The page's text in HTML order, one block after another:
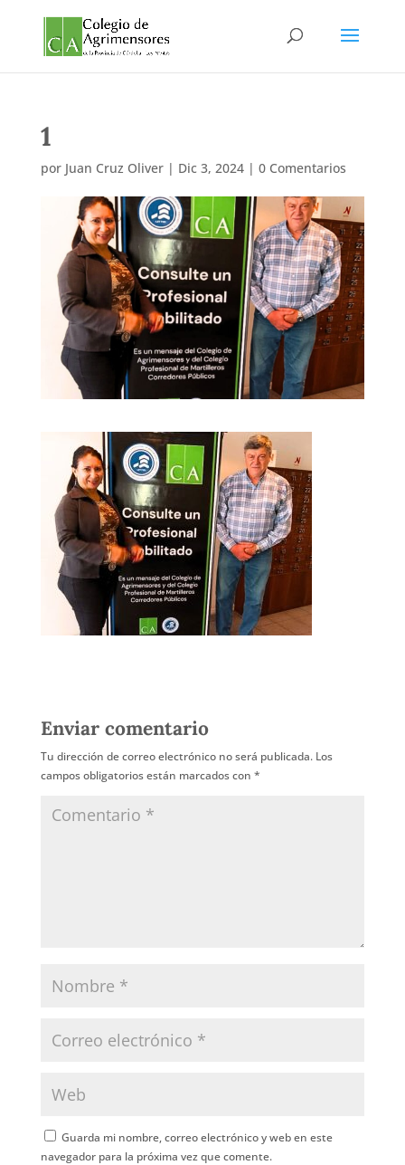
1
por Juan Cruz Oliver| Dic 3, 2024| 0 Comentarios
Enviar comentario
Tu dirección de correo electrónico no será publicada. Los
campos obligatorios están marcados con *
Guarda mi nombre, correo electrónico y web en este
navegador para la próxima vez que comente.